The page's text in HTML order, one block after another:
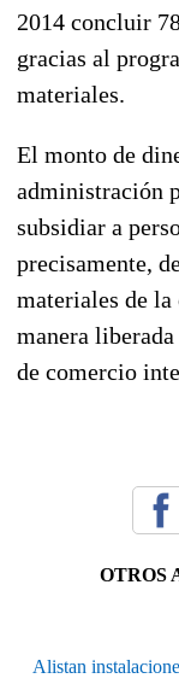
2014 concluir
gracias al
materiales.
El monto de
administración
subsidiar a
precisamente,
materiales de
manera
de comercio
OTROS
Alistan